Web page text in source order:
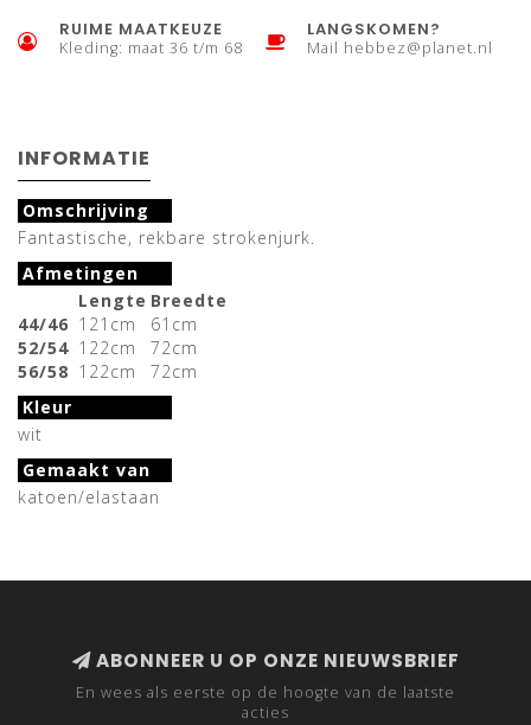
RUIME MAATKEUZE
Kleding: maat 36 t/m 68
LANGSKOMEN?
Mail hebbez@planet.nl
INFORMATIE
Omschrijving
Fantastische, rekbare strokenjurk.
Afmetingen
Lengte Breedte
44/46 121cm
61cm
52/54 122cm
72cm
56/58 122cm
72cm
Kleur
wit
Gemaakt van
katoen/elastaan
ABONNEER U OP ONZE NIEUWSBRIEF
En wees als eerste op de hoogte van de laatste
acties